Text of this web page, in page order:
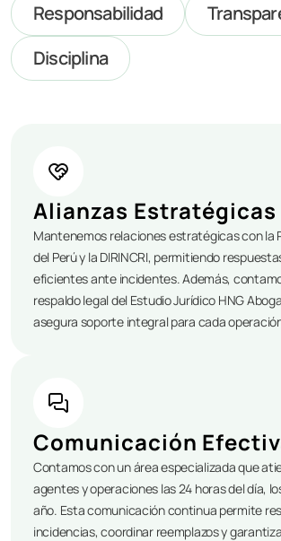
Responsabilidad
Disciplina
Alianzas Estratégicas
Mantenemos relaciones estratégicas con la
del Perú y la DIRINCRI, permitiendo
eficientes ante incidentes. Además,
respaldo legal del Estudio Jurídico HNG
asegura soporte integral para cada
Comunicación
Contamos con un área especializada que
agentes y operaciones las 24 horas del día,
año. Esta comunicación continua permite
incidencias, coordinar reemplazos y